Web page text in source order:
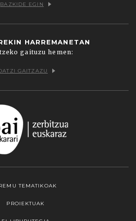
BAZKIDE EGIN
HARREMANETAN
gaituzu hemen:
GAITZAZU
TEMATIKOAK
PROIEKTUAK